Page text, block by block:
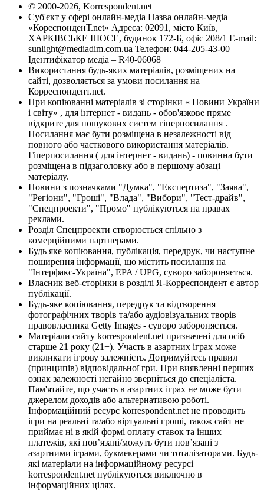
© 2000-2026, Korrespondent.net
Суб'єкт у сфері онлайн-медіа Назва онлайн-медіа –
«КореспонденТ.net» Адреса: 02091, місто Київ,
ХАРКІВСЬКЕ ШОСЕ, будинок 172-Б, офіс 208/1 E-mail:
sunlight@mediadim.com.ua Телефон: 044-205-43-00
Ідентифікатор медіа – R40-06068
Використання будь-яких матеріалів, розміщених на
сайті, дозволяється за умови посилання на
Корреспондент.net.
При копіюванні матеріалів зі сторінки « Новини України
і світу» , для інтернет - видань - обов'язкове пряме
відкрите для пошукових систем гіперпосилання .
Посилання має бути розміщена в незалежності від
повного або часткового використання матеріалів.
Гіперпосилання ( для інтернет - видань) - повинна бути
розміщена в підзаголовку або в першому абзаці
матеріалу.
Новини з позначками "Думка", "Експертиза", "Заява",
"Регіони", "Гроші", "Влада", "Вибори", "Тест-драйв",
"Спецпроекти", "Промо" публікуються на правах
реклами.
Розділ Спецпроекти створюється спільно з
комерційними партнерами.
Будь яке копіювання, публікація, передрук, чи наступне
поширення інформації, що містить посилання на
"Інтерфакс-Україна", EPA / UPG, суворо забороняється.
Власник веб-сторінки в розділі Я-Корреспондент є автор
публікації.
Будь-яке копіювання, передрук та відтворення
фотографічних творів та/або аудіовізуальних творів
правовласника Getty Images - суворо забороняється.
Матеріали сайту korrespondent.net призначені для осіб
старше 21 року (21+). Участь в азартних іграх може
викликати ігрову залежність. Дотримуйтесь правил
(принципів) відповідальної гри. При виявленні перших
ознак залежності негайно зверніться до спеціаліста.
Пам'ятайте, що участь в азартних іграх не може бути
джерелом доходів або альтернативою роботі.
Інформаційний ресурс korrespondent.net не проводить
ігри на реальні та/або віртуальні гроші, також сайт не
приймає ні в якій формі оплату ставок та інших
платежів, які пов’язані/можуть бути пов’язані з
азартними іграми, букмекерами чи тоталізаторами. Будь-
які матеріали на інформаційному ресурсі
korrespondent.net публікуються виключно в
інформаційних цілях.